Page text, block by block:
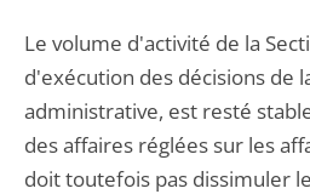
Le volume d'activité de la
d'exécution des décisions de
administrative, est resté
des affaires réglées sur les
doit toutefois pas dissimuler